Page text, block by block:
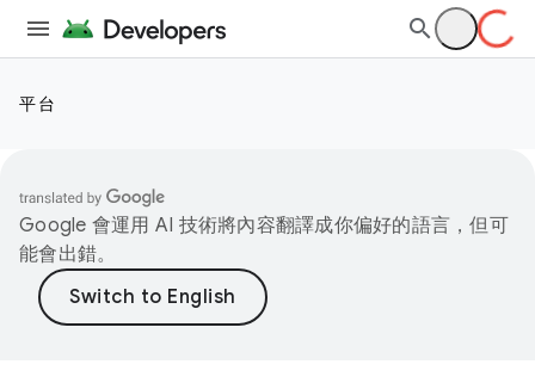
平台
Google 會運用 AI 技術將內容翻譯成你偏好的語言，但可
能會出錯。